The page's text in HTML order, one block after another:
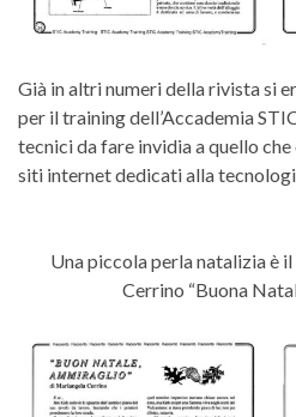
Già in altri numeri della rivista si
per il training dell’Accademia
tecnici da fare invidia a quello
siti internet dedicati alla
Una piccola perla natalizia è
Cerrino “Buona